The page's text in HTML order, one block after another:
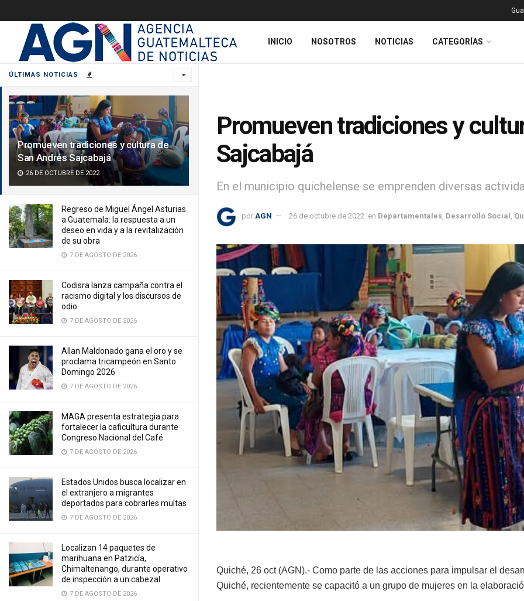
ÚLTIMAS NOTICIAS
Promueven tradiciones y cultura de
San Andrés Sajcabajá
26 DE OCTUBRE DE 2022
Regreso de Miguel Ángel Asturias
a Guatemala: la respuesta a un
deseo en vida y a la revitalización
de su obra
7 DE AGOSTO DE 2026
Codisra lanza campaña contra el
racismo digital y los discursos de
odio
7 DE AGOSTO DE 2026
Allan Maldonado gana el oro y se
proclama tricampeón en Santo
Domingo 2026
7 DE AGOSTO DE 2026
MAGA presenta estrategia para
fortalecer la caficultura durante
Congreso Nacional del Café
7 DE AGOSTO DE 2026
Estados Unidos busca localizar en
el extranjero a migrantes
deportados para cobrarles multas
7 DE AGOSTO DE 2026
Localizan 14 paquetes de
marihuana en Patzicía,
Chimaltenango, durante operativo
de inspección a un cabezal
7 DE AGOSTO DE 2026
INICIO NOSOTROS NOTICIAS CATEGORÍAS
Promueven tradiciones y
Sajcabajá
En el municipio quichelense se emprenden diversas
por AGN 26 de octubre de 2022 en Departamentales Desarrollo Social
Quiché, 26 oct (AGN).- Como parte de las acciones para impulsar el
Quiché, recientemente se capacitó a un grupo de mujeres en la